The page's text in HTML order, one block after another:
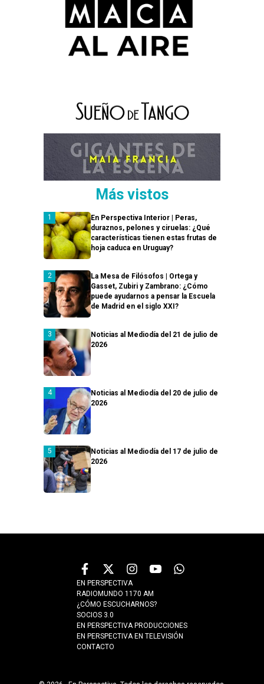
Más vistos
En Perspectiva Interior | Peras,
duraznos, pelones y ciruelas: ¿Qué
características tienen estas frutas de
hoja caduca en Uruguay?
La Mesa de Filósofos | Ortega y
Gasset, Zubiri y Zambrano: ¿Cómo
puede ayudarnos a pensar la Escuela
de Madrid en el siglo XXI?
Noticias al Mediodía del 21 de julio de
2026
Noticias al Mediodía del 20 de julio de
2026
Noticias al Mediodía del 17 de julio de
2026
EN PERSPECTIVA
RADIOMUNDO 1170 AM
¿CÓMO ESCUCHARNOS?
SOCIOS 3.0
EN PERSPECTIVA PRODUCCIONES
EN PERSPECTIVA EN TELEVISIÓN
CONTACTO